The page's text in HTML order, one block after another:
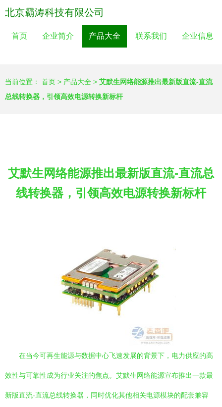
北京霸涛科技有限公司
首页 企业简介 产品大全 联系我们 企业信息
当前位置： 首页 > 产品大全 > 艾默生网络能源推出最新版直流-直流
总线转换器，引领高效电源转换新标杆
艾默生网络能源推出最新版直流-直流总
线转换器，引领高效电源转换新标杆
在当今可再生能源与数据中心飞速发展的背景下，电力供应的高
效性与可靠性成为行业关注的焦点。艾默生网络能源宣布推出一款最
新版直流-直流总线转换器，同时优化其他相关电源模块的配套兼容